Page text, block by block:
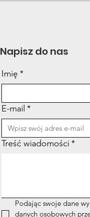
Napisz do nas
Imię *
E-mail *
Treść wiadomości *
Podając swoje dane
danych osobowych